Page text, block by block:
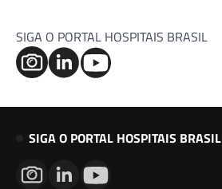
SIGA O PORTAL HOSPITAIS BRASIL
SIGA O PORTAL HOSPITAIS BRASIL